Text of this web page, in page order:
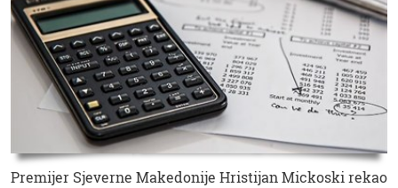
Premijer Sjeverne Makedonije Hristijan Mickoski rekao